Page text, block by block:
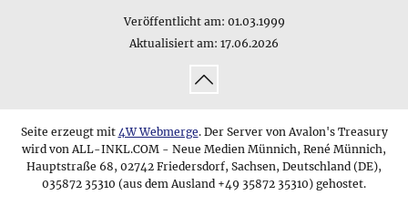
Veröffentlicht am: 01.03.1999
Aktualisiert am: 17.06.2026
↑
Seite erzeugt mit 4W Webmerge. Der Server von Avalon's Treasury
wird von ALL-INKL.COM - Neue Medien Münnich, René Münnich,
Hauptstraße 68, 02742 Friedersdorf, Sachsen, Deutschland (DE),
035872 35310 (aus dem Ausland +49 35872 35310) gehostet.